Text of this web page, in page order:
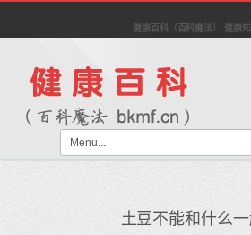
健康百科（百科魔法） 健
土豆不能和什么